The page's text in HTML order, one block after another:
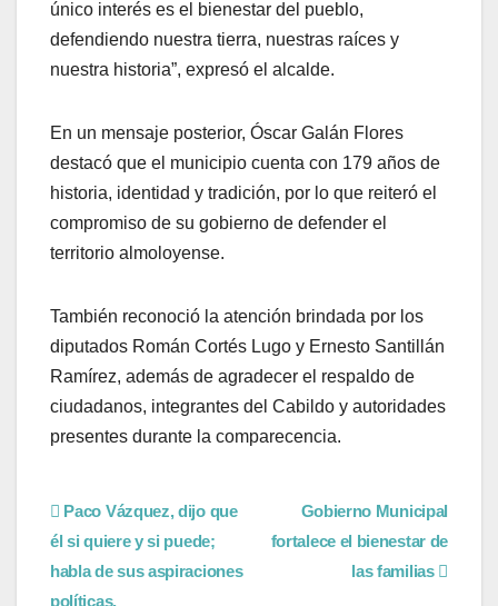
único interés es el bienestar del pueblo,
defendiendo nuestra tierra, nuestras raíces y
nuestra historia”, expresó el alcalde.
En un mensaje posterior, Óscar Galán Flores
destacó que el municipio cuenta con 179 años de
historia, identidad y tradición, por lo que reiteró el
compromiso de su gobierno de defender el
territorio almoloyense.
También reconoció la atención brindada por los
diputados Román Cortés Lugo y Ernesto Santillán
Ramírez, además de agradecer el respaldo de
ciudadanos, integrantes del Cabildo y autoridades
presentes durante la comparecencia.
Gobierno Municipal
fortalece el bienestar de
las familias
Paco Vázquez, dijo que
él si quiere y si puede;
habla de sus aspiraciones
políticas,